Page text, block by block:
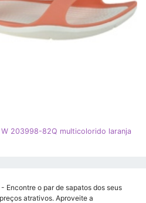
203998-82Q multicolorido laranja
Encontre o par de sapatos dos seus
atrativos. Aproveite a